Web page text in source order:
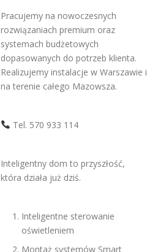
Pracujemy na nowoczesnych
rozwiązaniach premium oraz
systemach budżetowych
dopasowanych do potrzeb klienta.
Realizujemy instalacje w Warszawie i
na terenie całego Mazowsza.
Tel. 570 933 114
Inteligentny dom to przyszłość,
która działa już dziś.
Inteligentne sterowanie
oświetleniem
Montaż systemów Smart